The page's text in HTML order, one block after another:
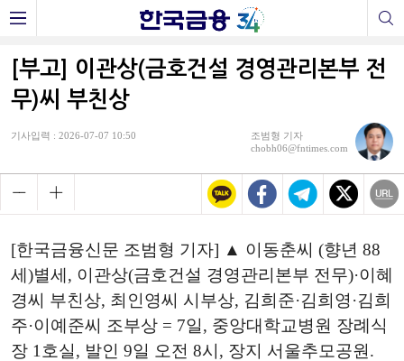
[부고] 이관상(금호건설 경영관리본부 전
무)씨 부친상
기사입력 : 2026-07-07 10:50
조범형 기자
chobh06@fntimes.com
[한국금융신문 조범형 기자] ▲ 이동춘씨 (향년 88
세)별세, 이관상(금호건설 경영관리본부 전무)·이혜
경씨 부친상, 최인영씨 시부상, 김희준·김희영·김희
주·이예준씨 조부상 = 7일, 중앙대학교병원 장례식
장 1호실, 발인 9일 오전 8시, 장지 서울추모공원.